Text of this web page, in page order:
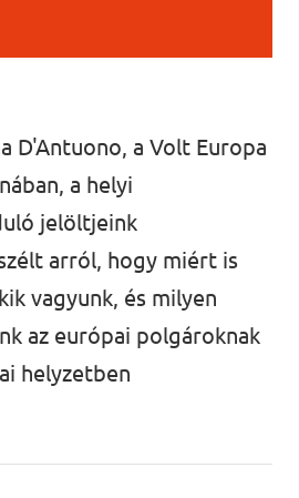
D'Antuono, a Volt Europa
a helyi
jelöltjeink
arról, hogy miért is
vagyunk, és milyen
az európai polgároknak
helyzetben